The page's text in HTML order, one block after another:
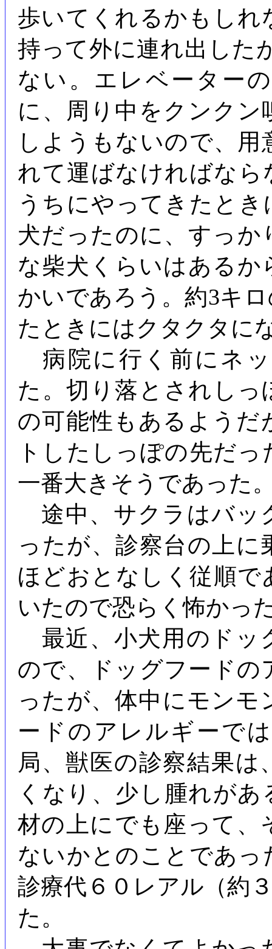
歩いてくれるかもしれ
持って外に連れ出した
ない。エレベーター
に、周り中をクンク
しようもないので、
れて運ばなければなら
うちにやってきたと
犬だったのに、すっ
な柴犬くらいはある
かいであろう。約3キ
たときにはクタクタに
病院に行く前にネ
た。切り落とされし
の可能性もあるようだ
トしたしっぽの先だ
一番大きそうであった
途中、サクラはバッ
ったが、診察台の上
ほどおとなしく従順
いたので恐らく怖かっ
最近、小犬用のドッ
ので、ドッグフードの
ったが、体中にモン
ードのアレルギーで
局、獣医の診察結果
くなり、少し腫れが
材の上にでも座って、
ないかとのことであ
診療代６０レアル（約
た。